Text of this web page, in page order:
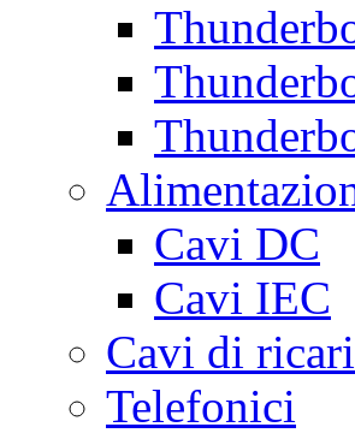
Cavi DC
Cavi IEC
Cavi di
Telefonici